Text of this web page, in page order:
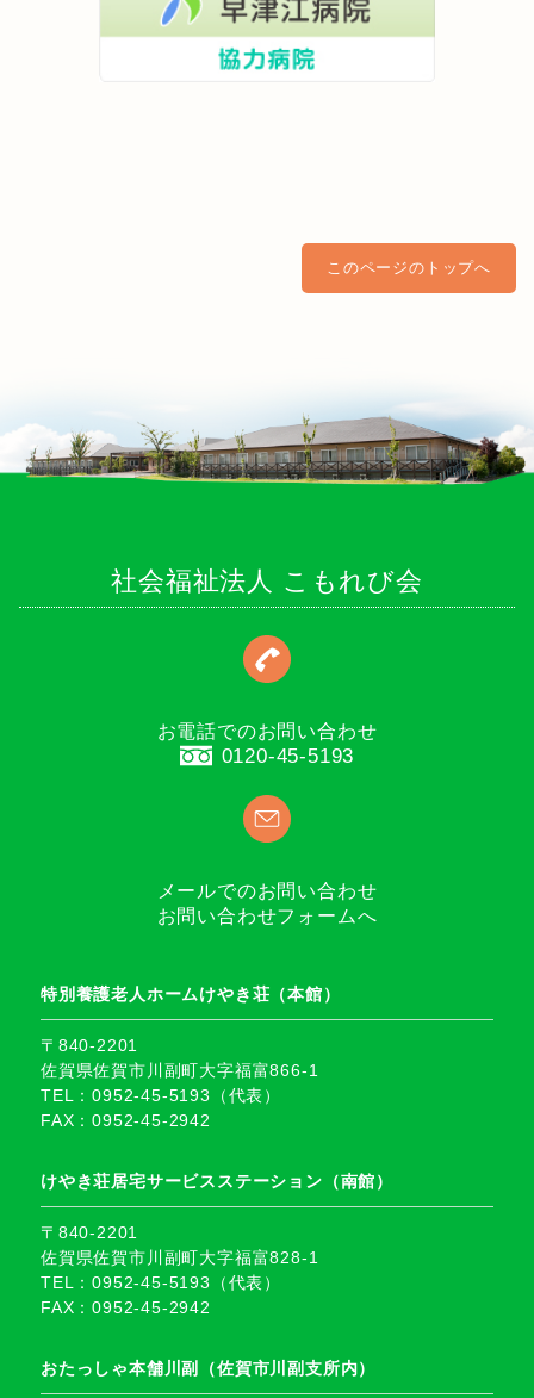
このページのトップへ
社会福祉法人 こもれび会
お電話でのお問い合わせ
0120-45-5193
メールでのお問い合わせ
お問い合わせフォームへ
特別養護老人ホームけやき荘（本館）
〒840-2201
佐賀県佐賀市川副町大字福富866-1
TEL：0952-45-5193（代表）
FAX：0952-45-2942
けやき荘居宅サービスステーション（南館）
〒840-2201
佐賀県佐賀市川副町大字福富828-1
TEL：0952-45-5193（代表）
FAX：0952-45-2942
おたっしゃ本舗川副（佐賀市川副支所内）